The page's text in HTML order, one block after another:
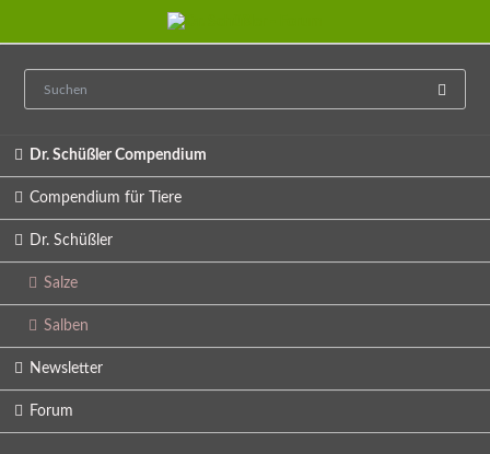
Dr. Schüßler Compendium
Compendium für Tiere
Dr. Schüßler
Salze
Salben
Newsletter
Forum